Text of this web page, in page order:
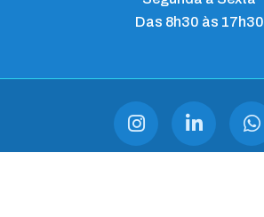
Das 8h30 às 17h30